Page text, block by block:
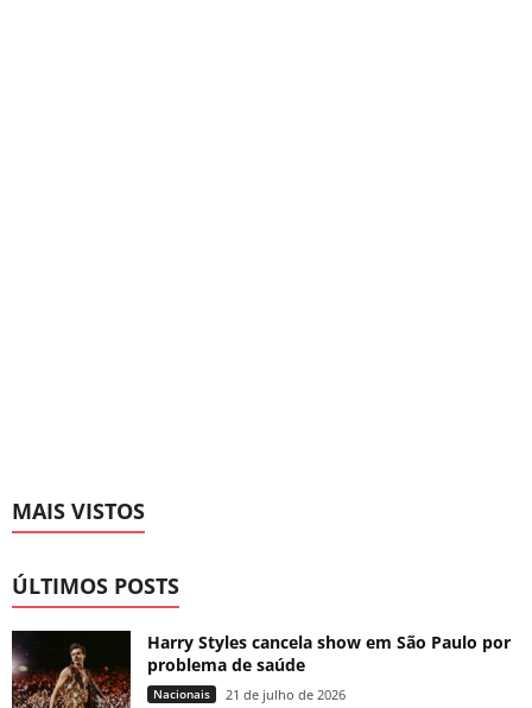
MAIS VISTOS
ÚLTIMOS POSTS
Harry Styles cancela show em São Paulo por
problema de saúde
Nacionais 21 de julho de 2026